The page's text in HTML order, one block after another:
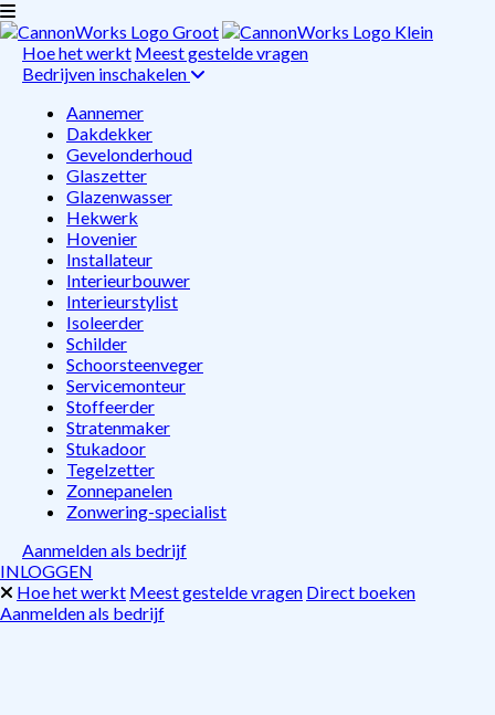
Hoe het werkt Meest gestelde vragen
Bedrijven inschakelen
Aannemer
Dakdekker
Gevelonderhoud
Glaszetter
Glazenwasser
Hekwerk
Hovenier
Installateur
Interieurbouwer
Interieurstylist
Isoleerder
Schilder
Schoorsteenveger
Servicemonteur
Stoffeerder
Stratenmaker
Stukadoor
Tegelzetter
Zonnepanelen
Zonwering-specialist
Aanmelden als bedrijf
INLOGGEN
Hoe het werkt Meest gestelde vragen Direct boeken
Aanmelden als bedrijf